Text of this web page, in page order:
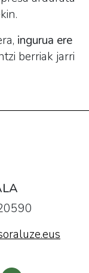
ingurua ere
berriak jarri